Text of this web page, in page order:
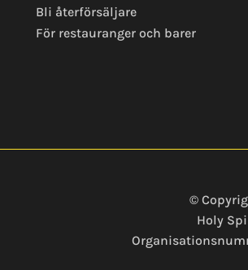
Bli återförsäljare
För restauranger och barer
©
Holy